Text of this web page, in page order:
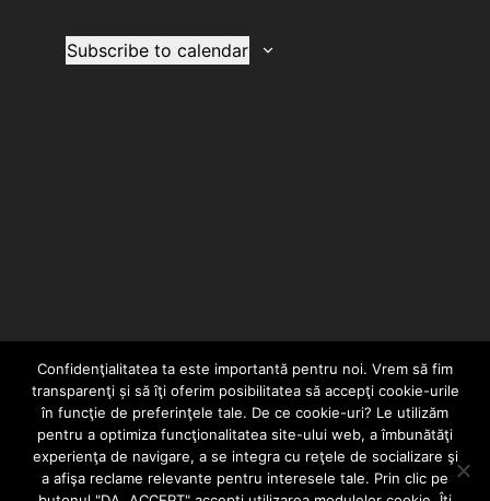
Subscribe to calendar
HOME CONTACT POLITICĂ DE CONFIDENȚIALITATE
Confidenţialitatea ta este importantă pentru noi. Vrem să fim
transparenţi și să îţi oferim posibilitatea să accepţi cookie-urile
în funcţie de preferinţele tale. De ce cookie-uri? Le utilizăm
pentru a optimiza funcţionalitatea site-ului web, a îmbunătăţi
experienţa de navigare, a se integra cu reţele de socializare şi
a afişa reclame relevante pentru interesele tale. Prin clic pe